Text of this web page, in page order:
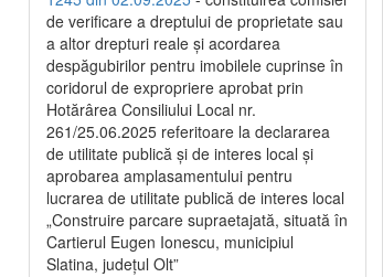
de verificare a dreptului de proprietate sau
a altor drepturi reale și acordarea
despăgubirilor pentru imobilele cuprinse în
coridorul de expropriere aprobat prin
Hotărârea Consiliului Local nr.
261/25.06.2025 referitoare la declararea
de utilitate publică și de interes local și
aprobarea amplasamentului pentru
lucrarea de utilitate publică de interes local
„Construire parcare supraetajată, situată în
Cartierul Eugen Ionescu, municipiul
Slatina, județul Olt”